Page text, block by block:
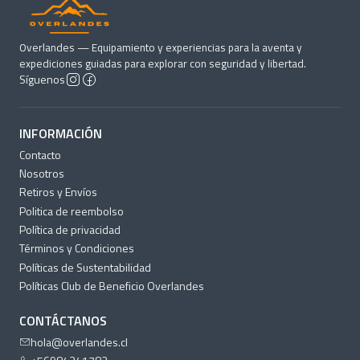
Advertencia: Es responsabilidad del comprador leer las
instrucciones para la correcta adhesión e instalación del
producto antes de comenzar con dicho proceso. La política
de cambios y devoluciones aplica exclusivamente a asuntos
ocasionados por la manipulación de los adhesivos o
durante la instalación.
Overlandes — Equipamiento y experiencias para la aventa y
expediciones guiadas para explorar con seguridad y libertad.
Síguenos
INFORMACIÓN
Contacto
Nosotros
Retiros y Envíos
Politica de reembolso
Política de privacidad
Términos y Condiciones
Políticas de Sustentabilidad
Políticas Club de Beneficio Overlandes
CONTÁCTANOS
hola@overlandes.cl